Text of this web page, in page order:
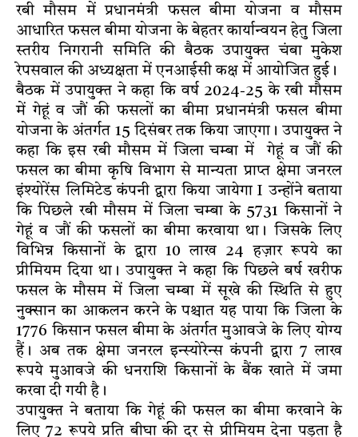
रबी मौसम में प्रधानमंत्री फसल बीमा योजना व मौसम
आधारित फसल बीमा योजना के बेहतर कार्यान्वयन हेतु जिला
स्तरीय निगरानी समिति की बैठक उपायुक्त चंबा मुकेश
रेपसवाल की अध्यक्षता में एनआईसी कक्ष में आयोजित हुई।
बैठक में उपायुक्त ने कहा कि वर्ष 2024-25 के रबी मौसम
में गेहूं व जौं की फसलों का बीमा प्रधानमंत्री फसल बीमा
योजना के अंतर्गत 15 दिसंबर तक किया जाएगा। उपायुक्त ने
कहा कि इस रबी मौसम में जिला चम्बा में गेहूं व जौं की
फसल का बीमा कृषि विभाग से मान्यता प्राप्त क्षेमा जनरल
इंश्योरेंस लिमिटेड कंपनी द्वारा किया जायेगा I उन्होंने बताया
कि पिछले रबी मौसम में जिला चम्बा के 5731 किसानों ने
गेहूं व जौं की फसलों का बीमा करवाया था। जिसके लिए
विभिन्न किसानों के द्वारा 10 लाख 24 हज़ार रूपये का
प्रीमियम दिया था। उपायुक्त ने कहा कि पिछले बर्ष खरीफ
फसल के मौसम में जिला चम्बा में सूखे की स्थिति से हुए
नुक्सान का आकलन करने के पश्चात यह पाया कि जिला के
1776 किसान फसल बीमा के अंतर्गत मुआवजे के लिए योग्य
हैं। अब तक क्षेमा जनरल इन्स्योरेन्स कंपनी द्वारा 7 लाख
रूपये मुआवजे की धनराशि किसानों के बैंक खाते में जमा
करवा दी गयी है।
उपायुक्त ने बताया कि गेहूं की फसल का बीमा करवाने के
लिए 72 रूपये प्रति बीघा की दर से प्रीमियम देना पड़ता है